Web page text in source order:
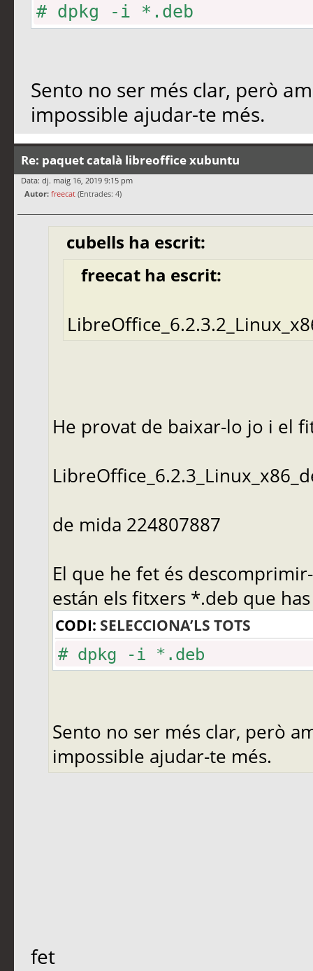
# dpkg -i *.deb
Sento no ser més clar, però
impossible ajudar-te més.
Re: paquet català libreoffice xubuntu
Data: dj. maig 16, 2019 9:15 pm
Autor: freecat (Entrades: 4)
cubells ha escrit:
freecat ha escrit:
He provat de baixar-lo jo i el
de mida 224807887
El que he fet és
están els fitxers *.deb que
CODI: SELECCIONA’LS TOTS
# dpkg -i *.deb
Sento no ser més clar, però
impossible ajudar-te més.
fet